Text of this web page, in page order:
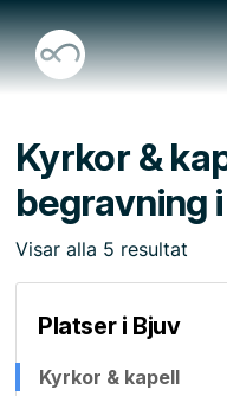
Kyrkor &
begravning
Visar alla 5 resultat
Platser i Bjuv
Kyrkor & kapell